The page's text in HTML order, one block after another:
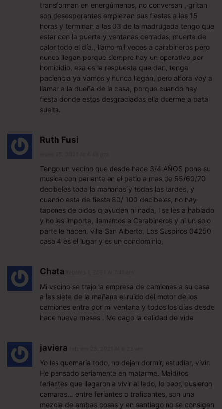
transforman en energúmenos, no conversan , gritan
son desesperantes empiezan sus fiestas a las 15
horas y terminan a las 03 de la madrugada tengo que
estar con la puerta y ventanas cerradas, muerta de
calor todo el día., llamo mil veces a carabineros pero
nunca llegan porque siempre hay un operativo por
homicidio, esa es la respuesta que dan, tenga
paciencia ya vamos y nunca llegan, pero ahora voy a
llamar a la dueña de la casa, porque cuando hay
fiesta donde estos desgraciados ella duerme a pata
suelta.
Ruth Fusi
Tengo un vecino que desde hace 3/4 AÑOS pone su
musica con parlante en el patio a mas de 55/60/70
decibeles toda la mañanas y todas las tardes, y
cuando esta de fiesta 80/ 100 decibeles, no hay
tapones de oidos q ayuden ni nada, l se les a hablado
y no les importa, llamamos a Carabineros y ni un solo
parte le hacen, villa San Alberto, Los Suspiros 04250
casa 4 es el lugar y es un condominio,
Chata
Mi vecino se trajo la empresa de camiones a su casa
a las siete de la mañana el ruido del motor de los
camiones entra por mi ventana y todos los días desde
hace nueve meses . Me cago la calidad de vida
javiera
Yo les quemaria todo, no dejan dormir, estudiar, vivir.
He pensado seriamente en matarme. Malditos
feriantes que llegaron a vivir al lado, lo peor, pusieron
camaras… entre feriantes o traficantes, son una
mezcla de ambas cosas y en santiago no se consigen